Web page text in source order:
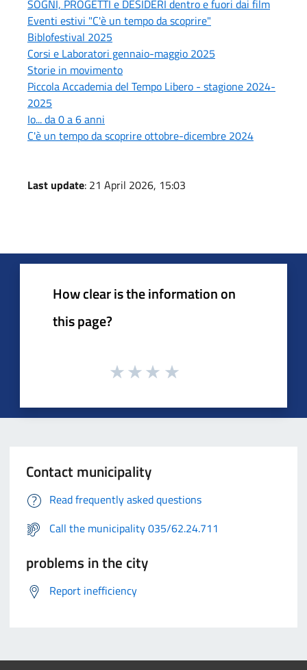
SOGNI, PROGETTI e DESIDERI dentro e fuori dai film
Eventi estivi "C'è un tempo da scoprire"
Biblofestival 2025
Corsi e Laboratori gennaio-maggio 2025
Storie in movimento
Piccola Accademia del Tempo Libero - stagione 2024-
2025
Io... da 0 a 6 anni
C'è un tempo da scoprire ottobre-dicembre 2024
Last update: 21 April 2026, 15:03
How clear is the information on
this page?
Contact municipality
Read frequently asked questions
Call the municipality 035/62.24.711
problems in the city
Report inefficiency